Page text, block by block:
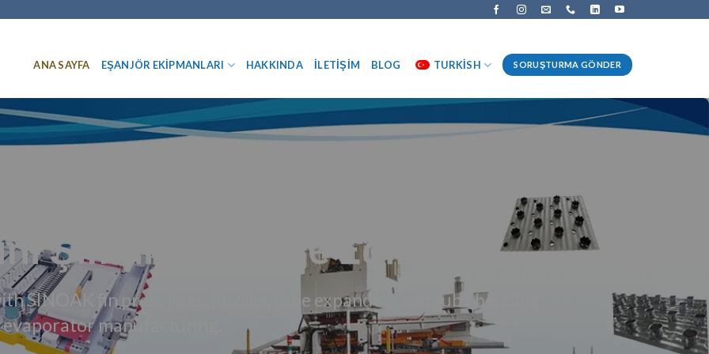
ANA SAYFA EŞANJÖR EKIPMANLARI HAKKINDA İLETIŞIM BLOG TURKISH SORUŞTURMA GÖNDER
Şimdi Optimize Edin!
SINOAK fin press lines, fin dies, tube expanders and tube bending
manufacturing.